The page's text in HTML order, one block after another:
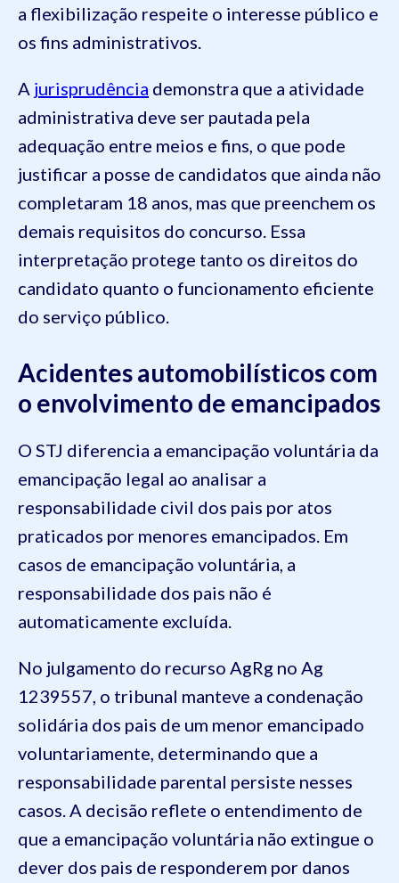
a flexibilização respeite o interesse público e
os fins administrativos.
A jurisprudência demonstra que a atividade
administrativa deve ser pautada pela
adequação entre meios e fins, o que pode
justificar a posse de candidatos que ainda não
completaram 18 anos, mas que preenchem os
demais requisitos do concurso. Essa
interpretação protege tanto os direitos do
candidato quanto o funcionamento eficiente
do serviço público.
Acidentes automobilísticos com
o envolvimento de emancipados
O STJ diferencia a emancipação voluntária da
emancipação legal ao analisar a
responsabilidade civil dos pais por atos
praticados por menores emancipados. Em
casos de emancipação voluntária, a
responsabilidade dos pais não é
automaticamente excluída.
No julgamento do recurso AgRg no Ag
1239557, o tribunal manteve a condenação
solidária dos pais de um menor emancipado
voluntariamente, determinando que a
responsabilidade parental persiste nesses
casos. A decisão reflete o entendimento de
que a emancipação voluntária não extingue o
dever dos pais de responderem por danos